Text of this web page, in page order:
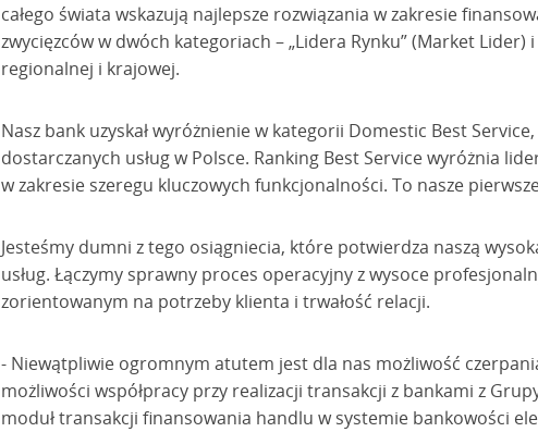
całego świata wskazują najlepsze rozwiązania w zakresie
zwycięzców w dwóch kategoriach – „Lidera Rynku” (Market Lider)
regionalnej i krajowej.
Nasz bank uzyskał wyróżnienie w kategorii Domestic Best
dostarczanych usług w Polsce. Ranking Best Service wyróżnia
w zakresie szeregu kluczowych funkcjonalności. To nasze
Jesteśmy dumni z tego osiągniecia, które potwierdza naszą
usług. Łączymy sprawny proces operacyjny z wysoce
zorientowanym na potrzeby klienta i trwałość relacji.
- Niewątpliwie ogromnym atutem jest dla nas możliwość
możliwości współpracy przy realizacji transakcji z bankami z
moduł transakcji finansowania handlu w systemie bankowości